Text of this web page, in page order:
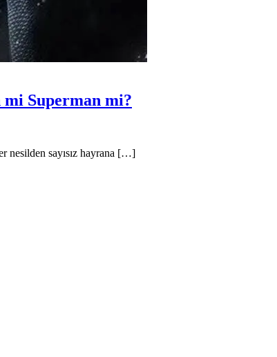
Superman mi?
nesilden sayısız hayrana […]